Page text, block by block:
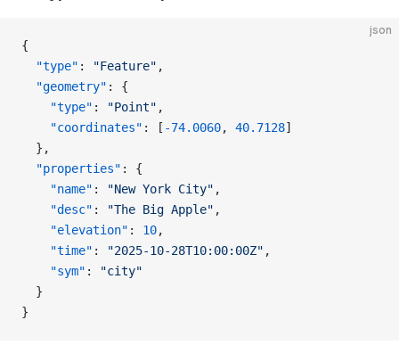
json
{
  "type"
: "Feature" ,
  "geometry"
: {
    "type"
: "Point" ,
    "coordinates"
: [ -74.0060, 40.7128]
  },
  "properties"
: {
    "name"
: "New York City" ,
    "desc"
: "The Big Apple" ,
    "elevation"
: 10,
    "time"
: "2025-10-28T10:00:00Z" ,
    "sym"
:
"city"
  }
}